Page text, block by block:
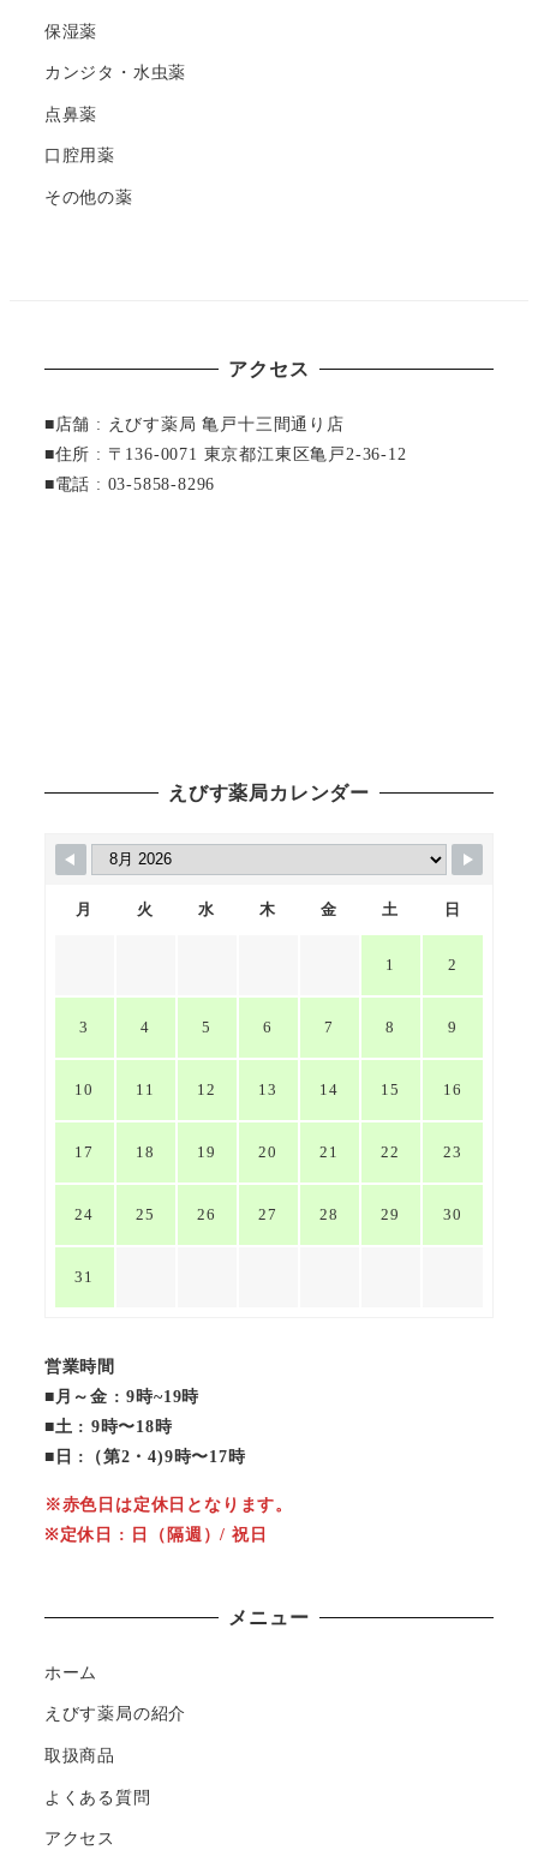
保湿薬
カンジタ・水虫薬
点鼻薬
口腔用薬
その他の薬
アクセス
■店舗 : えびす薬局 亀戸十三間通り店
■住所 : 〒136-0071 東京都江東区亀戸2-36-12
■電話 : 03-5858-8296
えびす薬局カレンダー
月 火 水 木 金 土 日
1 2
3 4 5 6 7 8 9
10 11 12 13 14 15 16
17 18 19 20 21 22 23
24 25 26 27 28 29 30
31
営業時間
■月～金 : 9時~19時
■土 : 9時〜18時
■日 :（第2・4)9時〜17時
※赤色日は定休日となります。
※定休日 : 日（隔週）/ 祝日
メニュー
ホーム
えびす薬局の紹介
取扱商品
よくある質問
アクセス